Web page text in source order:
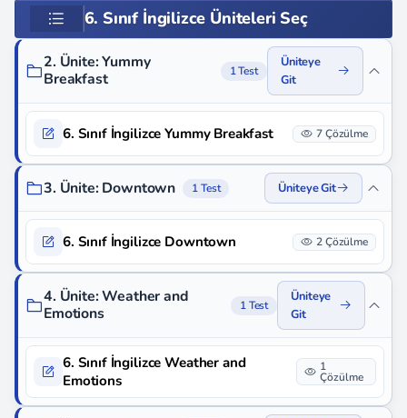
6. Sınıf İngilizce Üniteleri Seç
2. Ünite: Yummy
Breakfast
1 Test
Üniteye
Git
6. Sınıf İngilizce Yummy Breakfast 7 Çözülme
3. Ünite: Downtown 1 Test Üniteye Git
6. Sınıf İngilizce Downtown 2 Çözülme
4. Ünite: Weather and
Emotions
1 Test
Üniteye
Git
6. Sınıf İngilizce Weather and
Emotions
1
Çözülme